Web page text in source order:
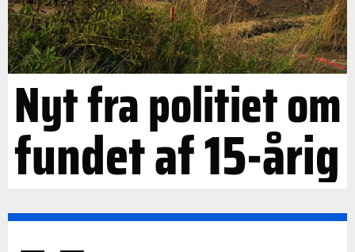
Nyt fra politiet om
fundet af 15-årig